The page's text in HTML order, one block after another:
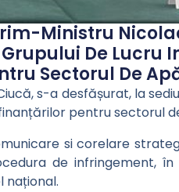
Ministru
De
Sectorul De
s-a desfășurat, la
pentru sectorul
si corelare
de infringement,
național.